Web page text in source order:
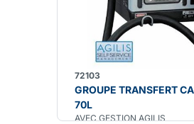
72103
GROUPE TRANSFERT
70L
AVEC GESTION AGILIS